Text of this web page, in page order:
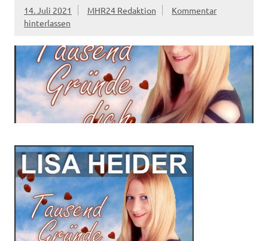
14. Juli 2021 MHR24 Redaktion
Kommentar
hinterlassen